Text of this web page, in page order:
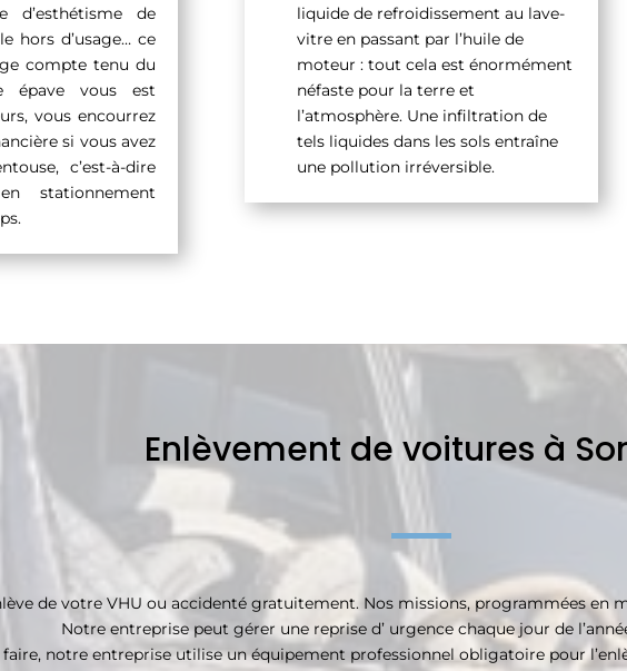
d’esthétisme de
hors d’usage… ce
compte tenu du
épave vous est
vous encourrez
si vous avez
c’est-à-dire
stationnement
liquide de refroidissement au lave-
vitre en passant par l’huile de
moteur : tout cela est énormément
néfaste pour la terre et
l’atmosphère. Une infiltration de
tels liquides dans les sols entraîne
une pollution irréversible.
Enlèvement de voitures à
de votre VHU ou accidenté gratuitement. Nos missions, programmées en
Notre entreprise peut gérer une reprise d’ urgence chaque jour de
faire, notre entreprise utilise un équipement professionnel obligatoire pour